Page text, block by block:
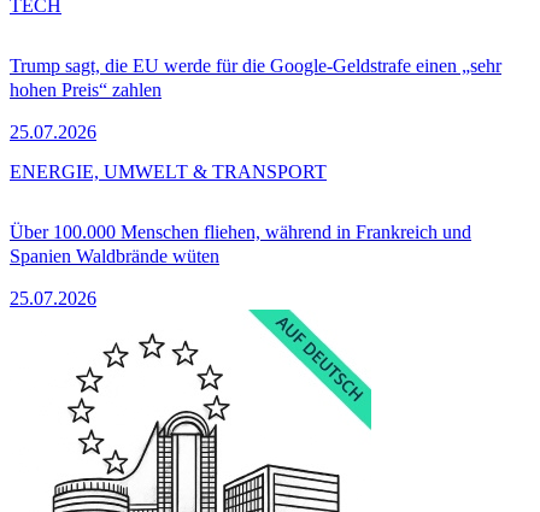
Trump sagt, die EU werde für die Google-Geldstrafe einen „sehr
hohen Preis“ zahlen
25.07.2026
TECH
Über 100.000 Menschen fliehen, während in Frankreich und
Spanien Waldbrände wüten
25.07.2026
ENERGIE, UMWELT & TRANSPORT